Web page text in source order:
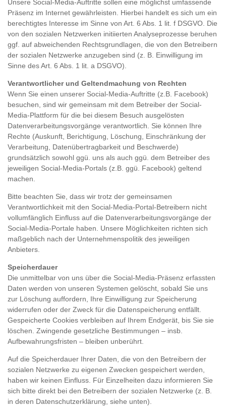
Unsere Social-Media-Auftritte sollen eine möglichst umfassende
Präsenz im Internet gewährleisten. Hierbei handelt es sich um ein
berechtigtes Interesse im Sinne von Art. 6 Abs. 1 lit. f DSGVO. Die
von den sozialen Netzwerken initiierten Analyseprozesse beruhen
ggf. auf abweichenden Rechtsgrundlagen, die von den Betreibern
der sozialen Netzwerke anzugeben sind (z. B. Einwilligung im
Sinne des Art. 6 Abs. 1 lit. a DSGVO).
Verantwortlicher und Geltendmachung von Rechten
Wenn Sie einen unserer Social-Media-Auftritte (z.B. Facebook)
besuchen, sind wir gemeinsam mit dem Betreiber der Social-
Media-Plattform für die bei diesem Besuch ausgelösten
Datenverarbeitungsvorgänge verantwortlich. Sie können Ihre
Rechte (Auskunft, Berichtigung, Löschung, Einschränkung der
Verarbeitung, Datenübertragbarkeit und Beschwerde)
grundsätzlich sowohl ggü. uns als auch ggü. dem Betreiber des
jeweiligen Social-Media-Portals (z.B. ggü. Facebook) geltend
machen.
Bitte beachten Sie, dass wir trotz der gemeinsamen
Verantwortlichkeit mit den Social-Media-Portal-Betreibern nicht
vollumfänglich Einfluss auf die Datenverarbeitungsvorgänge der
Social-Media-Portale haben. Unsere Möglichkeiten richten sich
maßgeblich nach der Unternehmenspolitik des jeweiligen
Anbieters.
Speicherdauer
Die unmittelbar von uns über die Social-Media-Präsenz erfassten
Daten werden von unseren Systemen gelöscht, sobald Sie uns
zur Löschung auffordern, Ihre Einwilligung zur Speicherung
widerrufen oder der Zweck für die Datenspeicherung entfällt.
Gespeicherte Cookies verbleiben auf Ihrem Endgerät, bis Sie sie
löschen. Zwingende gesetzliche Bestimmungen – insb.
Aufbewahrungsfristen – bleiben unberührt.
Auf die Speicherdauer Ihrer Daten, die von den Betreibern der
sozialen Netzwerke zu eigenen Zwecken gespeichert werden,
haben wir keinen Einfluss. Für Einzelheiten dazu informieren Sie
sich bitte direkt bei den Betreibern der sozialen Netzwerke (z. B.
in deren Datenschutzerklärung, siehe unten).